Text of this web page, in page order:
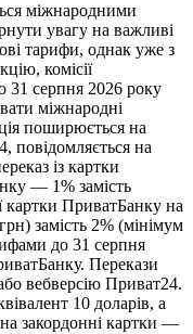
міжнародними
увагу на важливі
тарифи, однак уже з
комісії
31 серпня 2026 року
міжнародні
поширюється на
повідомляється на
із картки
— 1% замість
картки ПриватБанку на
замість 2% (мінімум
до 31 серпня
Перекази
вебверсію Приват24.
10 доларів, а
закордонні картки —